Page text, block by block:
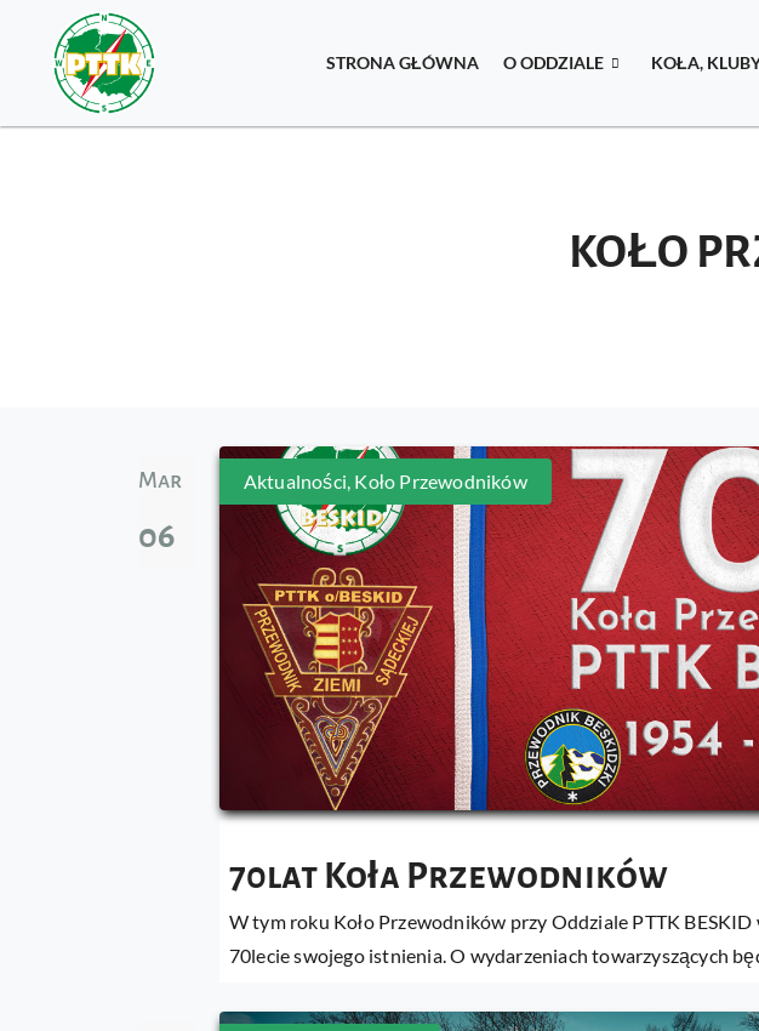
STRONA GŁÓWNA O ODDZIALE KOŁA,
KOŁO
Mar
06
Aktualności, Koło Przewodników
70lat Koła Przewodników
W tym roku Koło Przewodników przy Oddziale PTTK
70lecie swojego istnienia. O wydarzeniach towarzyszących